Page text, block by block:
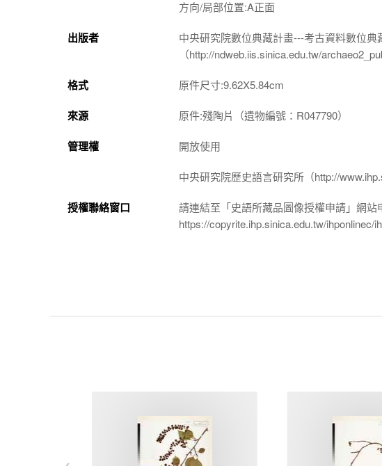
方向/局部位置:A正面
出版者
中央研究院數位典藏計畫---考古資料數位典
（http://ndweb.iis.sinica.edu.tw/
格式 原件尺寸:9.62X5.84cm
來源 原件:殘陶片（遺物編號：R047790）
管理權 開放使用
中央研究院歷史語言研究所（http://
授權聯絡窗口
請連結至「史語所藏品圖像授權申請」網站
https://copyrite.ihp.sinica.edu.tw/ihponlinec/